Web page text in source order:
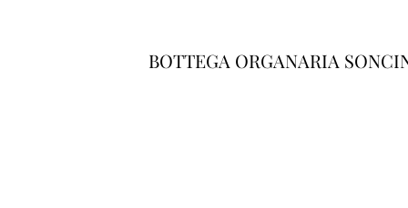
BOTTEGA ORGANARIA